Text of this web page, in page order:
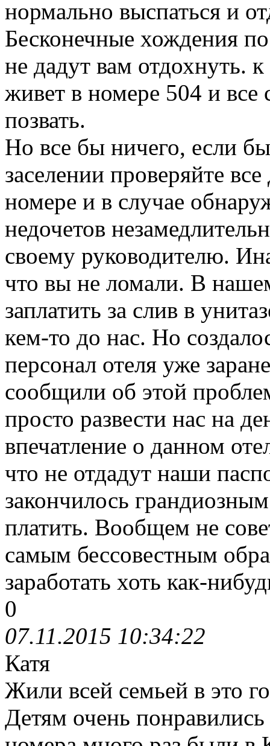
нормально выспаться и
Бесконечные хождения
не дадут вам отдохнуть.
живет в номере 504 и все
позвать.
Но все бы ничего, если
заселении проверяйте
номере и в случае
недочетов
своему руководителю.
что вы не ломали. В
заплатить за слив в
кем-то до нас. Но
персонал отеля уже
сообщили об этой
просто развести нас на
впечатление о данном
что не отдадут наши
закончилось
платить. Вообщем не
самым бессовестным
заработать хоть как-
0
07.11.2015 10:34:22
Катя
Жили всей семьей в это
Детям очень